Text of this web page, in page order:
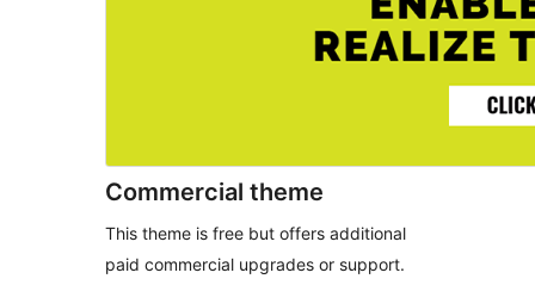
Commercial theme
This theme is free but offers additional
paid commercial upgrades or support.